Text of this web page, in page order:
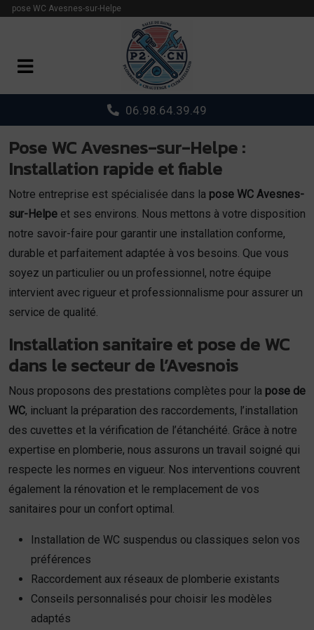
pose WC Avesnes-sur-Helpe
06.98.64.39.49
Pose WC Avesnes-sur-Helpe :
Installation rapide et fiable
Notre entreprise est spécialisée dans la pose WC Avesnes-
sur-Helpe et ses environs. Nous mettons à votre disposition
notre savoir-faire pour garantir une installation conforme,
durable et parfaitement adaptée à vos besoins. Que vous
soyez un particulier ou un professionnel, notre équipe
intervient avec rigueur et professionnalisme pour assurer un
service de qualité.
Installation sanitaire et pose de WC
dans le secteur de l’Avesnois
Nous proposons des prestations complètes pour la pose de
WC, incluant la préparation des raccordements, l’installation
des cuvettes et la vérification de l’étanchéité. Grâce à notre
expertise en plomberie, nous assurons un travail soigné qui
respecte les normes en vigueur. Nos interventions couvrent
également la rénovation et le remplacement de vos
sanitaires pour un confort optimal.
Installation de WC suspendus ou classiques selon vos
préférences
Raccordement aux réseaux de plomberie existants
Conseils personnalisés pour choisir les modèles
adaptés
Panneau de gestion des cookies